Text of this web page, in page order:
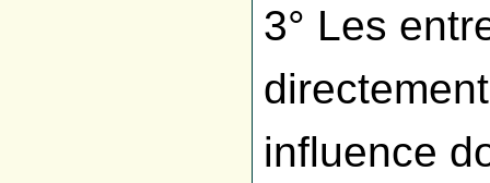
3° Les
influence